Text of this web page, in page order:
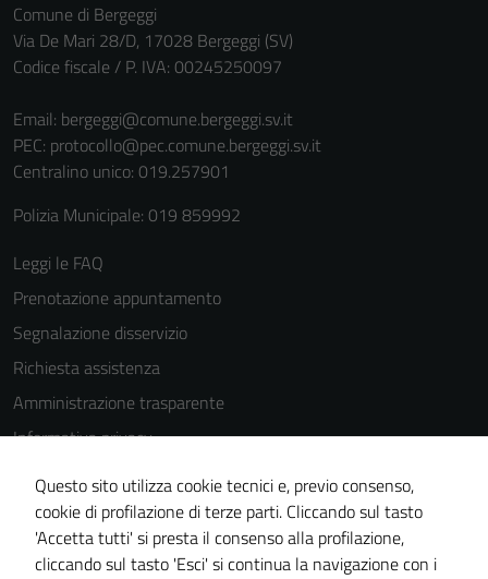
Comune di Bergeggi
Via De Mari 28/D, 17028 Bergeggi (SV)
Codice fiscale / P. IVA: 00245250097
Email: bergeggi@comune.bergeggi.sv.it
PEC: protocollo@pec.comune.bergeggi.sv.it
Centralino unico: 019.257901
Polizia Municipale: 019 859992
Leggi le FAQ
Prenotazione appuntamento
Segnalazione disservizio
Richiesta assistenza
Amministrazione trasparente
Informativa privacy
Cookie Policy
Note legali
Dichiarazione di accessibilità
Questo sito utilizza cookie tecnici e, previo consenso,
cookie di profilazione di terze parti. Cliccando sul tasto
'Accetta tutti' si presta il consenso alla profilazione,
cliccando sul tasto 'Esci' si continua la navigazione con i
sono necessari
del sito e non
possono